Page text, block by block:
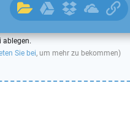
ablegen.
Sie bei, um mehr zu bekommen)